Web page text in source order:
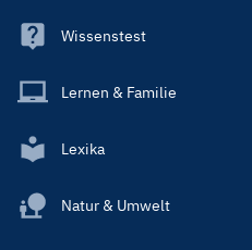
Wissenstest
Lernen & Familie
Lexika
Natur & Umwelt